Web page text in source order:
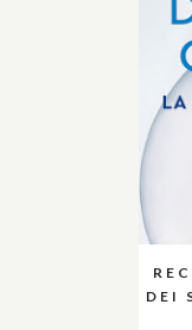
DEI